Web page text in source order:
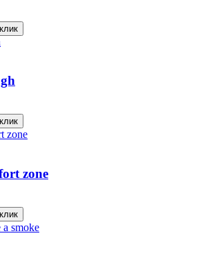
zone